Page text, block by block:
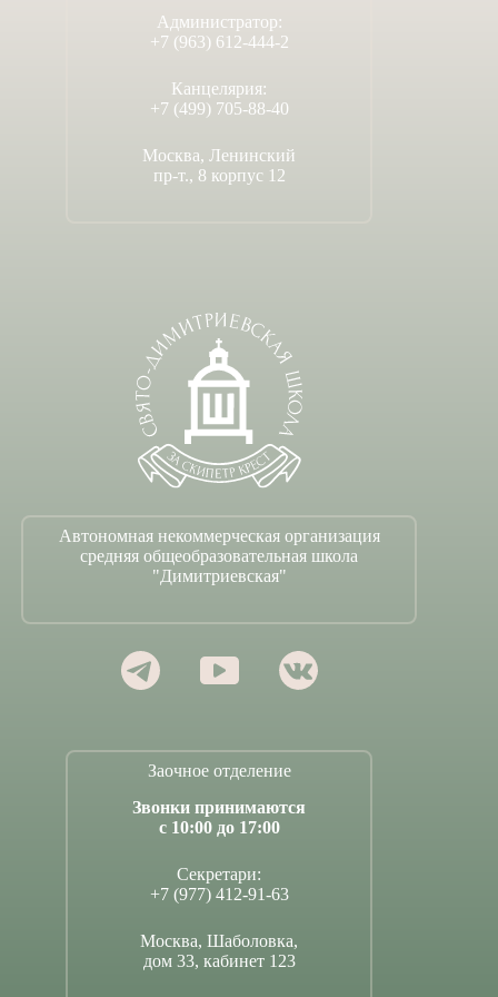
Администратор:
+7 (963) 612-444-2
Канцелярия:
+7 (499) 705-88-40
Москва, Ленинский
пр-т., 8 корпус 12
Автономная некоммерческая организация
средняя общеобразовательная школа
"Димитриевская"
Заочное отделение
Звонки принимаются
с 10:00 до 17:00
Секретари:
+7 (977) 412-91-63
Москва, Шаболовка,
дом 33, кабинет 123